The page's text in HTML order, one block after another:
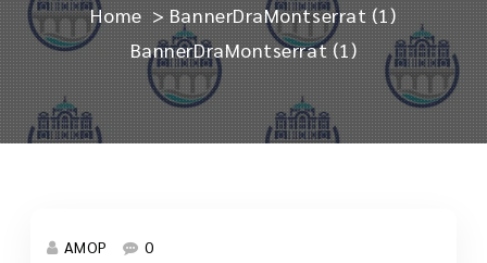
Home>BannerDraMontserrat (1)
BannerDraMontserrat (1)
AMOP 0